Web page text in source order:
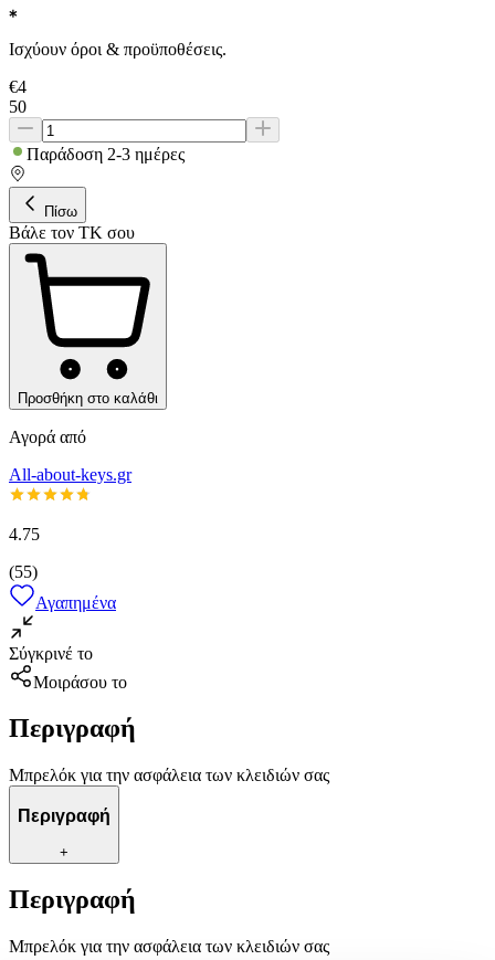
Ισχύουν όροι & προϋποθέσεις.
€4
50
Παράδοση 2-3 ημέρες
Πίσω
Βάλε τον ΤΚ σου
Προσθήκη στο καλάθι
Αγορά από
All-about-keys.gr
4.75
(55)
Αγαπημένα
Σύγκρινέ το
Μοιράσου το
Περιγραφή
Μπρελόκ για την ασφάλεια των κλειδιών σας
Περιγραφή
+
Περιγραφή
Μπρελόκ για την ασφάλεια των κλειδιών σας